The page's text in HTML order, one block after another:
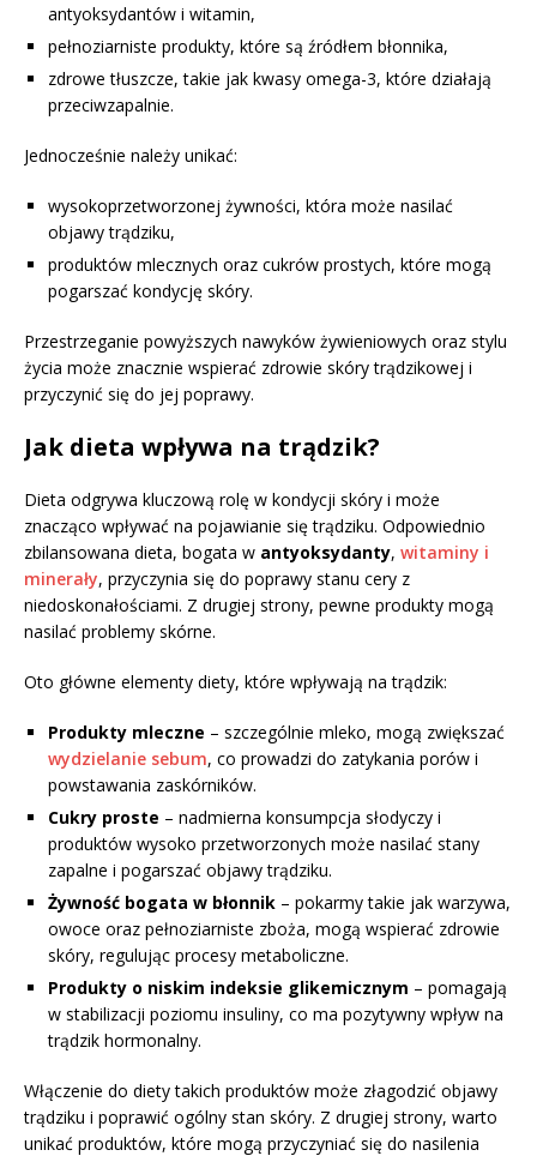
antyoksydantów i witamin,
pełnoziarniste produkty, które są źródłem błonnika,
zdrowe tłuszcze, takie jak kwasy omega-3, które działają
przeciwzapalnie.
Jednocześnie należy unikać:
wysokoprzetworzonej żywności, która może nasilać
objawy trądziku,
produktów mlecznych oraz cukrów prostych, które mogą
pogarszać kondycję skóry.
Przestrzeganie powyższych nawyków żywieniowych oraz stylu
życia może znacznie wspierać zdrowie skóry trądzikowej i
przyczynić się do jej poprawy.
Jak dieta wpływa na trądzik?
Dieta odgrywa kluczową rolę w kondycji skóry i może
znacząco wpływać na pojawianie się trądziku. Odpowiednio
zbilansowana dieta, bogata w antyoksydanty, witaminy i
minerały, przyczynia się do poprawy stanu cery z
niedoskonałościami. Z drugiej strony, pewne produkty mogą
nasilać problemy skórne.
Oto główne elementy diety, które wpływają na trądzik:
Produkty mleczne – szczególnie mleko, mogą zwiększać
wydzielanie sebum, co prowadzi do zatykania porów i
powstawania zaskórników.
Cukry proste – nadmierna konsumpcja słodyczy i
produktów wysoko przetworzonych może nasilać stany
zapalne i pogarszać objawy trądziku.
Żywność bogata w błonnik – pokarmy takie jak warzywa,
owoce oraz pełnoziarniste zboża, mogą wspierać zdrowie
skóry, regulując procesy metaboliczne.
Produkty o niskim indeksie glikemicznym – pomagają
w stabilizacji poziomu insuliny, co ma pozytywny wpływ na
trądzik hormonalny.
Włączenie do diety takich produktów może złagodzić objawy
trądziku i poprawić ogólny stan skóry. Z drugiej strony, warto
unikać produktów, które mogą przyczyniać się do nasilenia